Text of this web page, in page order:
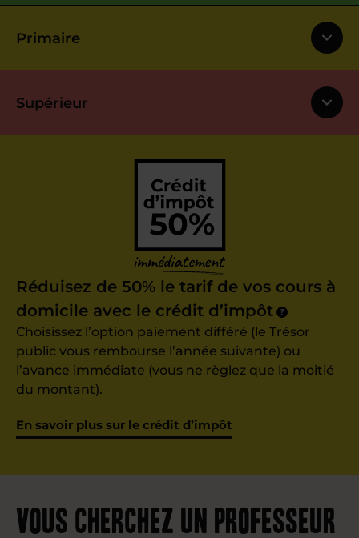
Primaire
Supérieur
Réduisez de 50% le tarif de vos cours à
domicile avec le crédit d’impôt
?
Choisissez l’option paiement différé (le Trésor
public vous rembourse l’année suivante) ou
l’avance immédiate (vous ne règlez que la moitié
du montant).
En savoir plus sur le crédit d’impôt
Vous cherchez un professeur